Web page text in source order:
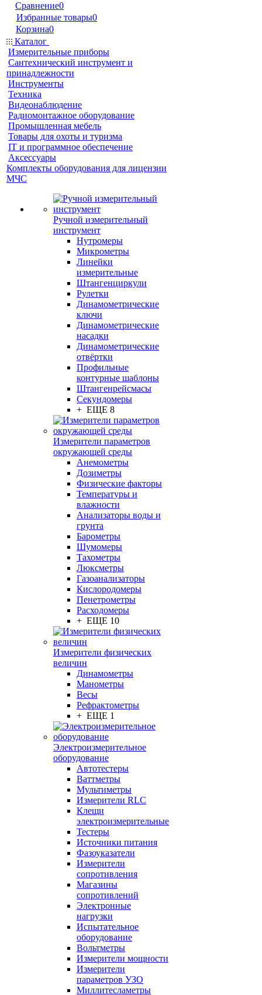
Сравнение0
Избранные товары0
Корзина0
Каталог
Измерительные приборы
Сантехнический инструмент и
принадлежности
Инструменты
Техника
Видеонаблюдение
Радиомонтажное оборудование
Промышленная мебель
Товары для охоты и туризма
IT и программное обеспечение
Аксессуары
Комплекты оборудования для лицензии
МЧС
Ручной измерительный
инструмент
Нутромеры
Микрометры
Линейки
измерительные
Штангенциркули
Рулетки
Динамометрические
ключи
Динамометрические
насадки
Динамометрические
отвёртки
Профильные
контурные шаблоны
Штангенрейсмасы
Секундомеры
+ ЕЩЕ 8
Измерители параметров
окружающей среды
Анемометры
Дозиметры
Физические факторы
Температуры и
влажности
Анализаторы воды и
грунта
Барометры
Шумомеры
Тахометры
Люксметры
Газоанализаторы
Кислородомеры
Пенетрометры
Расходомеры
+ ЕЩЕ 10
Измерители физических
величин
Динамометры
Манометры
Весы
Рефрактометры
+ ЕЩЕ 1
Электроизмерительное
оборудование
Автотестеры
Ваттметры
Мультиметры
Измерители RLC
Клещи
электроизмерительные
Тестеры
Источники питания
Фазоуказатели
Измерители
сопротивления
Магазины
сопротивлений
Электронные
нагрузки
Испытательное
оборудование
Вольтметры
Измерители мощности
Измерители
параметров УЗО
Миллитесламетры